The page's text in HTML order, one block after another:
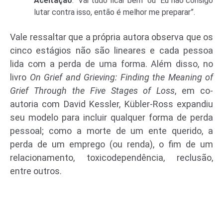
lutar contra isso, então é melhor me preparar”.
Vale ressaltar que a própria autora observa que os
cinco estágios não são lineares e cada pessoa
lida com a perda de uma forma. Além disso, no
livro On Grief and Grieving: Finding the Meaning of
Grief Through the Five Stages of Loss, em co-
autoria com David Kessler, Kübler-Ross expandiu
seu modelo para incluir qualquer forma de perda
pessoal; como a morte de um ente querido, a
perda de um emprego (ou renda), o fim de um
relacionamento, toxicodependência, reclusão,
entre outros.